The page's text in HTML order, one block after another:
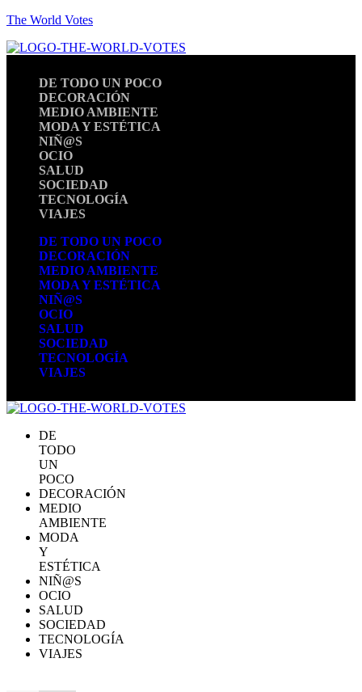
The World Votes
DE TODO UN POCO
DECORACIÓN
MEDIO AMBIENTE
MODA Y ESTÉTICA
NIÑ@S
OCIO
SALUD
SOCIEDAD
TECNOLOGÍA
VIAJES
DE TODO UN POCO
DECORACIÓN
MEDIO AMBIENTE
MODA Y ESTÉTICA
NIÑ@S
OCIO
SALUD
SOCIEDAD
TECNOLOGÍA
VIAJES
DE
TODO
UN
POCO
DECORACIÓN
MEDIO
AMBIENTE
MODA
Y
ESTÉTICA
NIÑ@S
OCIO
SALUD
SOCIEDAD
TECNOLOGÍA
VIAJES